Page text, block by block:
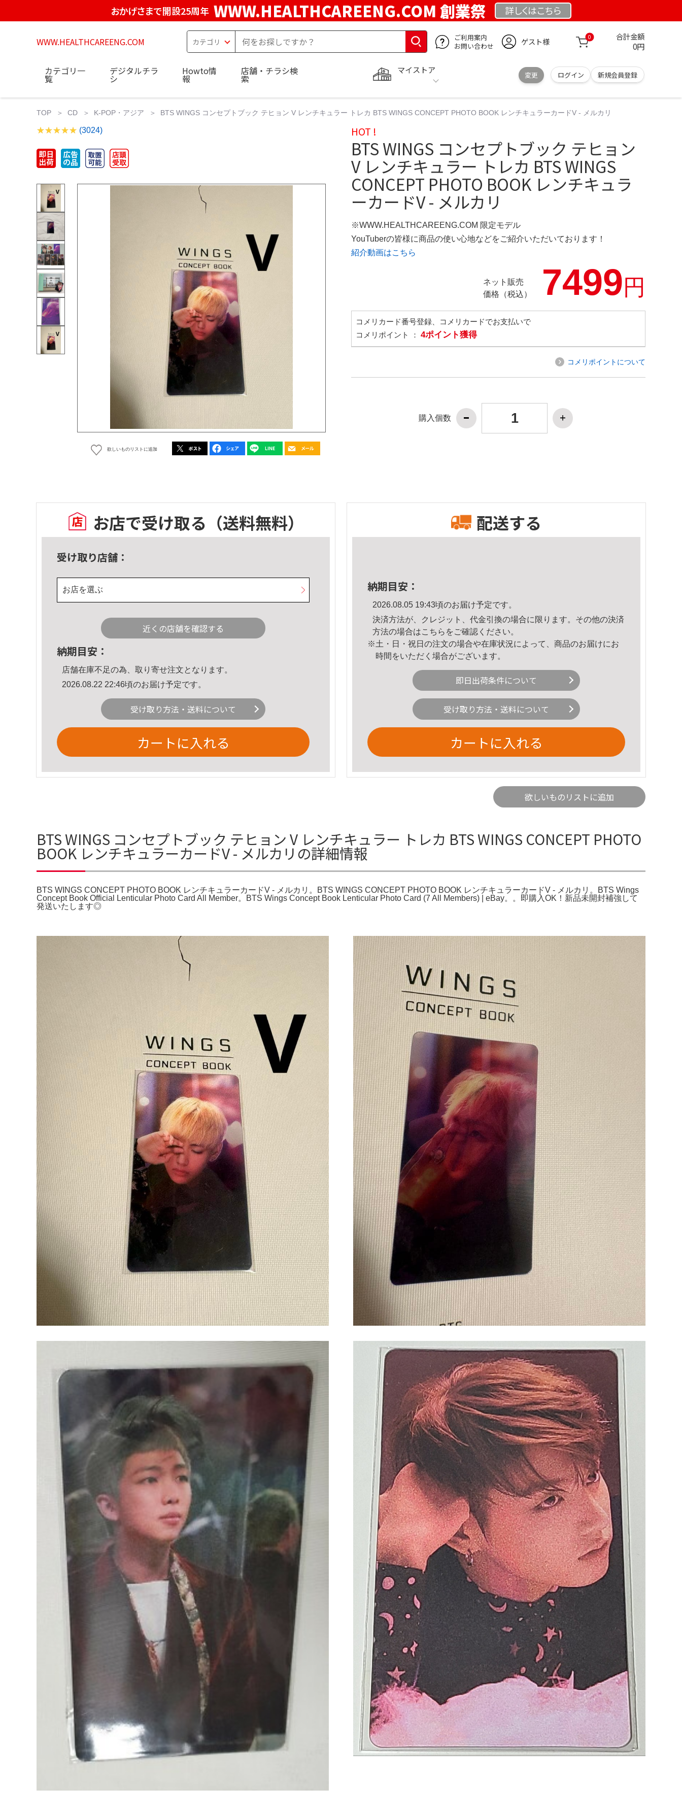
おかげさまで開設25周年 WWW.HEALTHCAREENG.COM 創業祭 詳しくはこちら
WWW.HEALTHCAREENG.COM
ご利用案内
お問い合わせ
ゲスト様 0 合計金額
0円
マイストア
変更 ログイン 新規会員登録
カテゴリ一
覧
デジタルチラ
シ
Howto情
報
店舗・チラシ検
索
TOP CD K-POP・アジア BTS WINGS コンセプトブック テヒョン V レンチキュラー トレカ BTS WINGS CONCEPT PHOTO BOOK レンチキュラーカードV - メルカリ
(3024)
欲しいものリストに追加
HOT !
BTS WINGS コンセプトブック テヒョン
V レンチキュラー トレカ BTS WINGS
CONCEPT PHOTO BOOK レンチキュラ
ーカードV - メルカリ
※WWW.HEALTHCAREENG.COM 限定モデル
YouTuberの皆様に商品の使い心地などをご紹介いただいております！
紹介動画はこちら
ネット販売
価格（税込）
7499円
コメリカード番号登録、コメリカードでお支払いで
コメリポイント ： 4ポイント獲得
コメリポイントについて
購入個数
お店で受け取る （送料無料）
受け取り店舗：
お店を選ぶ
近くの店舗を確認する
納期目安：
店舗在庫不足の為、取り寄せ注文となります。
2026.08.22 22:46頃のお届け予定です。
受け取り方法・送料について
カートに入れる
配送する
納期目安：
2026.08.05 19:43頃のお届け予定です。
決済方法が、クレジット、代金引換の場合に限ります。その他の決済
方法の場合はこちら をご確認ください。
※土・日・祝日の注文の場合や在庫状況によって、商品のお届けにお
時間をいただく場合がございます。
即日出荷条件について
受け取り方法・送料について
カートに入れる
欲しいものリストに追加
BTS WINGS コンセプトブック テヒョン V レンチキュラー トレカ BTS WINGS CONCEPT PHOTO
BOOK レンチキュラーカードV - メルカリの詳細情報
BTS WINGS CONCEPT PHOTO BOOK レンチキュラーカードV - メルカリ。BTS WINGS CONCEPT PHOTO BOOK レンチキュラーカードV - メルカリ。BTS Wings
Concept Book Official Lenticular Photo Card All Member。BTS Wings Concept Book Lenticular Photo Card (7 All Members) | eBay。。即購入OK！新品未開封補強して
発送いたします◎